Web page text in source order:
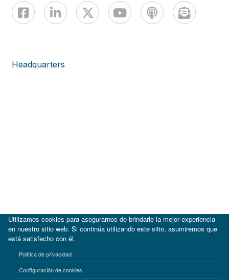
Headquarters
Términos de uso Aviso de privacidad
Utilizamos cookies para asegurarnos de brindarle la mejor experiencia
en nuestro sitio web. Si continúa utilizando este sitio, asumiremos que
está satisfecho con él.
Política de privacidad
Configuración de cookies